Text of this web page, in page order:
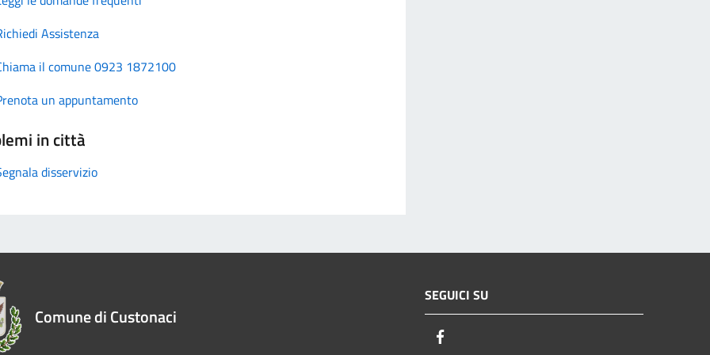
Assistenza
il comune 0923 1872100
un appuntamento
in città
disservizio
Comune di Custonaci
SEGUICI SU